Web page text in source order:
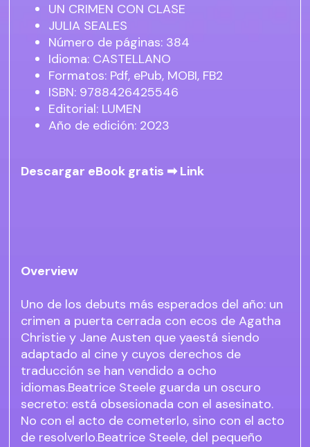
UN CRIMEN CON CLASE
JULIA SEALES
Número de páginas: 384
Idioma: CASTELLANO
Formatos: Pdf, ePub, MOBI, FB2
ISBN: 9788426425546
Editorial: LUMEN
Año de edición: 2023
Descargar eBook gratis ➡ Link
Overview
Uno de los debuts más esperados del año: un
crimen a puerta cerrada con ecos de Agatha
Christie y Jane Austen que yaestá siendo
adaptado al cine y cuyos derechos de
traducción se han vendido a ocho
idiomas.Beatrice Steele guarda un oscuro
secreto: está obsesionada con el asesinato.
No con el acto de cometerlo, sino con el acto
de resolverlo.Beatrice Steele, del pequeño